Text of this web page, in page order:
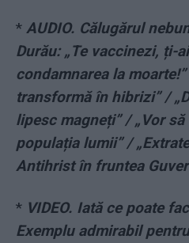
* AUDIO. Călugărul
Durău: „Te vaccinezi, ți-
condamnarea la
transformă în hibrizi” /
lipesc magneți” / „Vor
populația lumii” /
Antihrist în fruntea
* VIDEO. Iată ce poate
Exemplu admirabil